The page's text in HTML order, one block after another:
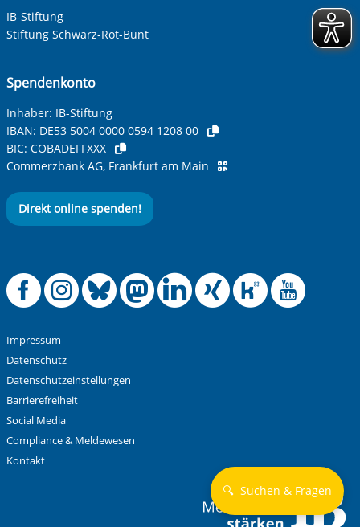
IB-Stiftung
Stiftung Schwarz-Rot-Bunt
Spendenkonto
Inhaber: IB-Stiftung
IBAN: DE53 5004 0000 0594 1208 00
BIC: COBADEFFXXX
Commerzbank AG, Frankfurt am Main
Direkt online spenden!
Offizielle
Offizielle
Offizielle
Offizielle
Offizielle
Impressum
Datenschutz
Datenschutzeinstellungen
Barrierefreiheit
Social Media
Compliance & Meldewesen
Kontakt
🔍 Suchen & Fragen